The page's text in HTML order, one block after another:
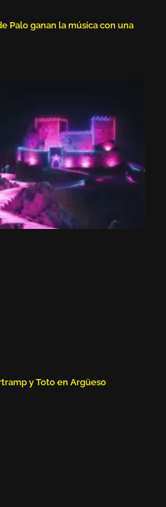
Palo ganan la música con una
y Toto en Argüeso